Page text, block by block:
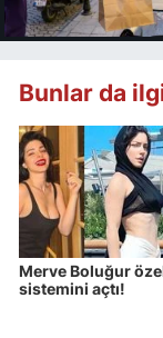
Bunlar da
Merve Boluğur
sistemini açtı!